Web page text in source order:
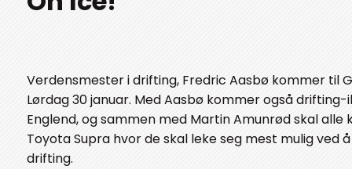
Verdensmester i drifting, Fredric Aasbø kommer til
Lørdag 30 januar. Med Aasbø kommer også
Englend, og sammen med Martin Amunrød skal alle
Toyota Supra hvor de skal leke seg mest mulig ved
drifting.